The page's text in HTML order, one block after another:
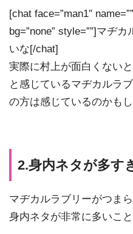
[chat face=”man1″
bg=”none” style=””]マヂ
いな[/chat]
実際に村上が面白くない
と感じているマヂカルラ
の方は感じているのかもし
2.身内ネタが多す
マヂカルラブリーがつま
身内ネタが非常に多いこ